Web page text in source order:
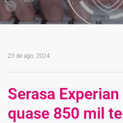
23 de ago. 2024
Serasa
quase 850 mil